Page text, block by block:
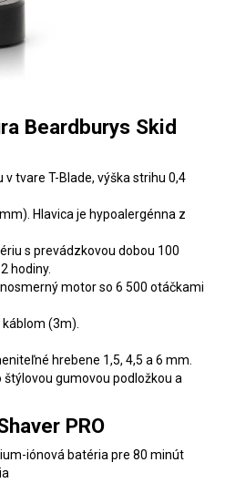
Beardburys Skid
tvare T-Blade, výška strihu 0,4
Hlavica je hypoalergénna z
s prevádzkovou dobou 100
hodiny.
motor so 6 500 otáčkami
(3m).
hrebene 1,5, 4,5 a 6 mm.
gumovou podložkou a
PRO
iónová batéria pre 80 minút